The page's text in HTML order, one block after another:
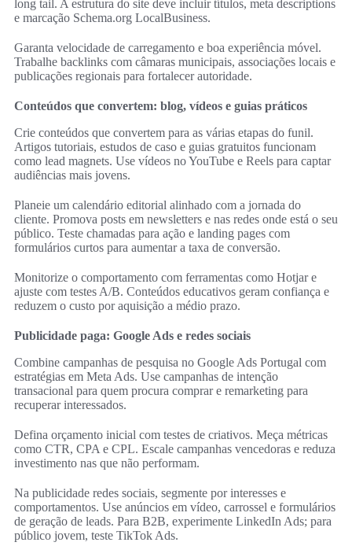
long tail. A estrutura do site deve incluir títulos, meta descriptions
e marcação Schema.org LocalBusiness.
Garanta velocidade de carregamento e boa experiência móvel.
Trabalhe backlinks com câmaras municipais, associações locais e
publicações regionais para fortalecer autoridade.
Conteúdos que convertem: blog, vídeos e guias práticos
Crie conteúdos que convertem para as várias etapas do funil.
Artigos tutoriais, estudos de caso e guias gratuitos funcionam
como lead magnets. Use vídeos no YouTube e Reels para captar
audiências mais jovens.
Planeie um calendário editorial alinhado com a jornada do
cliente. Promova posts em newsletters e nas redes onde está o seu
público. Teste chamadas para ação e landing pages com
formulários curtos para aumentar a taxa de conversão.
Monitorize o comportamento com ferramentas como Hotjar e
ajuste com testes A/B. Conteúdos educativos geram confiança e
reduzem o custo por aquisição a médio prazo.
Publicidade paga: Google Ads e redes sociais
Combine campanhas de pesquisa no Google Ads Portugal com
estratégias em Meta Ads. Use campanhas de intenção
transacional para quem procura comprar e remarketing para
recuperar interessados.
Defina orçamento inicial com testes de criativos. Meça métricas
como CTR, CPA e CPL. Escale campanhas vencedoras e reduza
investimento nas que não performam.
Na publicidade redes sociais, segmente por interesses e
comportamentos. Use anúncios em vídeo, carrossel e formulários
de geração de leads. Para B2B, experimente LinkedIn Ads; para
público jovem, teste TikTok Ads.